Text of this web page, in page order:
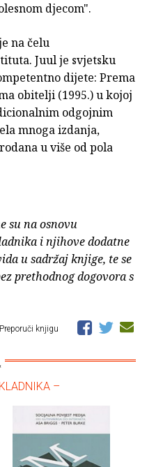
djecom".
na čelu
Juul je svjetsku
dijete: Prema
obitelji (1995.) u kojoj
odgojnim
mnoga izdanja,
u više od pola
su na osnovu
i njihove dodatne
u sadržaj knjige, te se
prethodnog dogovora s
Preporuči knjigu
–